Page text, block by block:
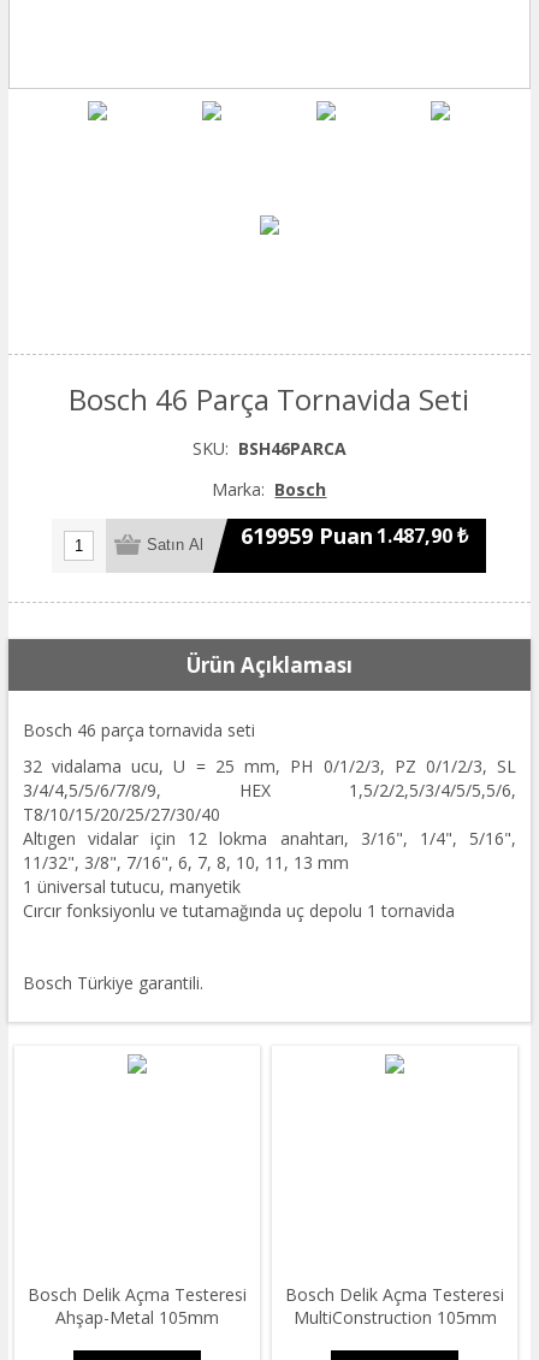
Bosch 46 Parça Tornavida Seti
SKU: BSH46PARCA
Marka: Bosch
619959 Puan 1.487,90 ₺
Ürün Açıklaması
Bosch 46 parça tornavida seti
32 vidalama ucu, U = 25 mm, PH 0/1/2/3, PZ 0/1/2/3, SL
3/4/4,5/5/6/7/8/9, HEX 1,5/2/2,5/3/4/5/5,5/6,
T8/10/15/20/25/27/30/40
Altıgen vidalar için 12 lokma anahtarı, 3/16", 1/4", 5/16",
11/32", 3/8", 7/16", 6, 7, 8, 10, 11, 13 mm
1 üniversal tutucu, manyetik
Cırcır fonksiyonlu ve tutamağında uç depolu 1 tornavida
Bosch Türkiye garantili.
Bosch Delik Açma Testeresi
Ahşap-Metal 105mm
Bosch Delik Açma Testeresi
MultiConstruction 105mm